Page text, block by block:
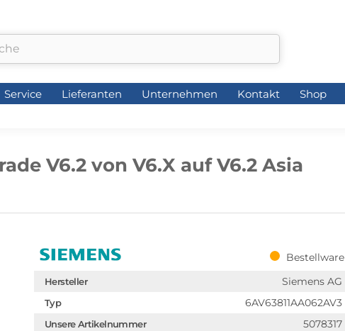
Service Lieferanten Unternehmen Kontakt Shop
V6.2 von V6.X auf V6.2 Asia
Bestellware
Hersteller Siemens AG
Typ 6AV63811AA062AV3
Unsere Artikelnummer 5078317
Service Lieferanten Unternehmen Kontakt